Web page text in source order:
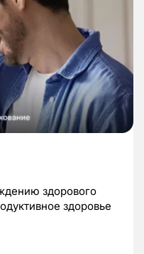
здорового
здоровье